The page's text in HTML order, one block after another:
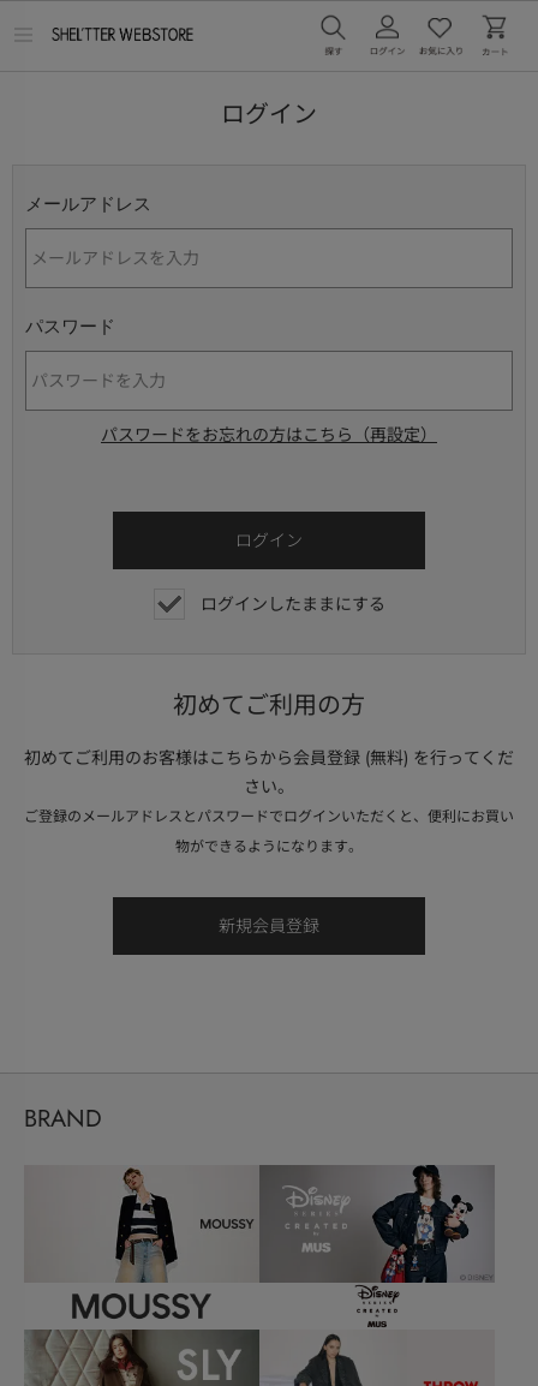
ログイン
メールアドレス
パスワード
パスワードをお忘れの方はこちら（再設定）
ログインしたままにする
初めてご利用の方
初めてご利用のお客様はこちらから会員登録 (無料) を行ってくだ
さい。
ご登録のメールアドレスとパスワードでログインいただくと、便利にお買い
物ができるようになります。
BRAND